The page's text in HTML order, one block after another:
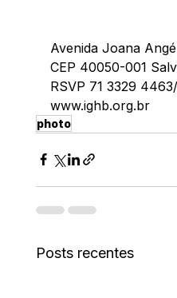
Avenida Joana
CEP 40050-001
RSVP 71 3329
www.ighb.org.br
photo
Posts recentes